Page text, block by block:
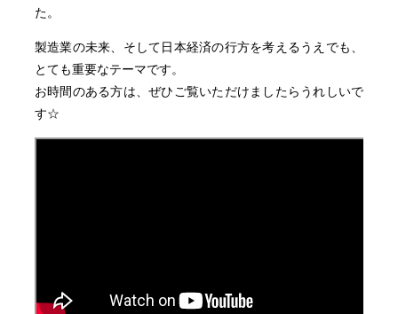
た。
製造業の未来、そして日本経済の行方を考えるうえでも、
とても重要なテーマです。
お時間のある方は、ぜひご覧いただけましたらうれしいで
す☆